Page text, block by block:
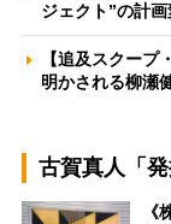
ジェクト”の計
【追及スクー
明かされる柳瀬
古賀真人「発
《